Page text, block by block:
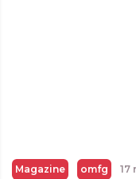
Magazine omfg 17